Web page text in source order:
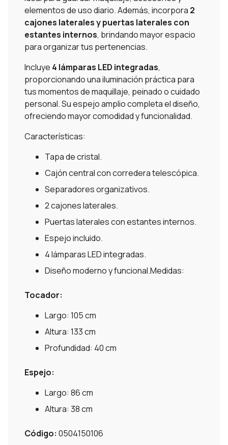
elementos de uso diario. Además, incorpora 2
cajones laterales y puertas laterales con
estantes internos, brindando mayor espacio
para organizar tus pertenencias.
Incluye 4 lámparas LED integradas,
proporcionando una iluminación práctica para
tus momentos de maquillaje, peinado o cuidado
personal. Su espejo amplio completa el diseño,
ofreciendo mayor comodidad y funcionalidad.
Características:
Tapa de cristal.
Cajón central con corredera telescópica.
Separadores organizativos.
2 cajones laterales.
Puertas laterales con estantes internos.
Espejo incluido.
4 lámparas LED integradas.
Diseño moderno y funcional.Medidas:
Tocador:
Largo: 105 cm
Altura: 133 cm
Profundidad: 40 cm
Espejo:
Largo: 86 cm
Altura: 38 cm
Código: 0504150106